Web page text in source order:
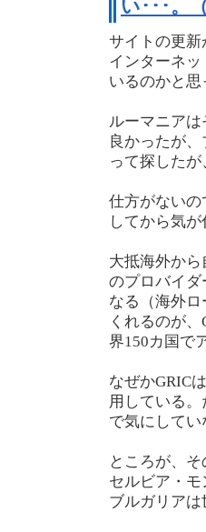
い･･･。
サイトの更
インターネ
いるのかと思
ルーマニア
良かったが
って探したが
仕方がない
してから気
大抵海外か
のプロバイ
なる（海外
くれるのが、
界150カ国で
なぜかGRIC
用している
で気にしてい
ところが、
セルビア・モ
ブルガリア